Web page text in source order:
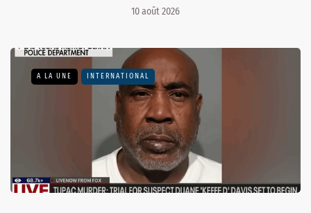
10 août 2026
A LA UNE INTERNATIONAL